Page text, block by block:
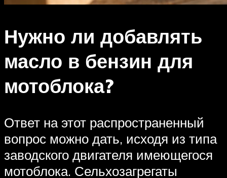
Нужно ли добавлять
масло в бензин для
мотоблока?
Ответ на этот распространенный
вопрос можно дать, исходя из типа
заводского двигателя имеющегося
мотоблока. Сельхозагрегаты